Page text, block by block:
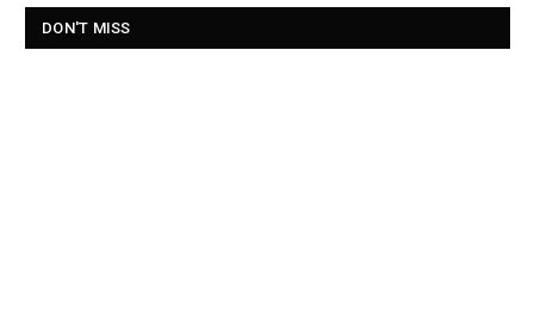
DON'T MISS